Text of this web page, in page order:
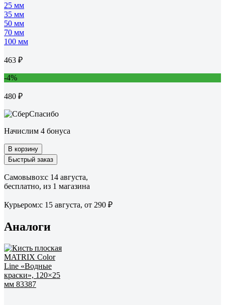
25 мм
35 мм
50 мм
70 мм
100 мм
463 ₽
-4%
480 ₽
Начислим 4 бонуса
В корзину
Быстрый заказ
Самовывоз:c 14 августа,
бесплатно, из 1 магазина
Курьером:c 15 августа, от 290 ₽
Аналоги